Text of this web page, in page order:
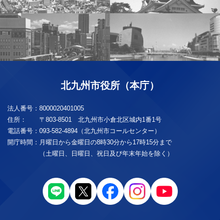
北九州市役所（本庁）
法人番号： 8000020401005
住所：
〒803-8501 北九州市小倉北区城内1番1号
電話番号： 093-582-4894（北九州市コールセンター）
開庁時間： 月曜日から金曜日の8時30分から17時15分まで
（土曜日、日曜日、祝日及び年末年始を除く）